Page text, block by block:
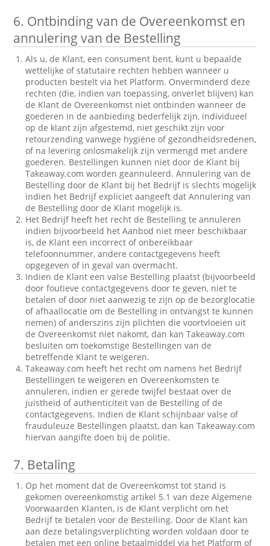
6. Ontbinding van de Overeenkomst en
annulering van de Bestelling
Als u, de Klant, een consument bent, kunt u bepaalde
wettelijke of statutaire rechten hebben wanneer u
producten bestelt via het Platform. Onverminderd deze
rechten (die, indien van toepassing, onverlet blijven) kan
de Klant de Overeenkomst niet ontbinden wanneer de
goederen in de aanbieding bederfelijk zijn, individueel
op de klant zijn afgestemd, niet geschikt zijn voor
retourzending vanwege hygiëne of gezondheidsredenen,
of na levering onlosmakelijk zijn vermengd met andere
goederen. Bestellingen kunnen niet door de Klant bij
Takeaway.com worden geannuleerd. Annulering van de
Bestelling door de Klant bij het Bedrijf is slechts mogelijk
indien het Bedrijf expliciet aangeeft dat Annulering van
de Bestelling door de Klant mogelijk is.
Het Bedrijf heeft het recht de Bestelling te annuleren
indien bijvoorbeeld het Aanbod niet meer beschikbaar
is, de Klant een incorrect of onbereikbaar
telefoonnummer, andere contactgegevens heeft
opgegeven of in geval van overmacht.
Indien de Klant een valse Bestelling plaatst (bijvoorbeeld
door foutieve contactgegevens door te geven, niet te
betalen of door niet aanwezig te zijn op de bezorglocatie
of afhaallocatie om de Bestelling in ontvangst te kunnen
nemen) of anderszins zijn plichten die voortvloeien uit
de Overeenkomst niet nakomt, dan kan Takeaway.com
besluiten om toekomstige Bestellingen van de
betreffende Klant te weigeren.
Takeaway.com heeft het recht om namens het Bedrijf
Bestellingen te weigeren en Overeenkomsten te
annuleren, indien er gerede twijfel bestaat over de
juistheid of authenticiteit van de Bestelling of de
contactgegevens. Indien de Klant schijnbaar valse of
frauduleuze Bestellingen plaatst, dan kan Takeaway.com
hiervan aangifte doen bij de politie.
7. Betaling
Op het moment dat de Overeenkomst tot stand is
gekomen overeenkomstig artikel 5.1 van deze Algemene
Voorwaarden Klanten, is de Klant verplicht om het
Bedrijf te betalen voor de Bestelling. Door de Klant kan
aan deze betalingsverplichting worden voldaan door te
betalen met een online betaalmiddel via het Platform of